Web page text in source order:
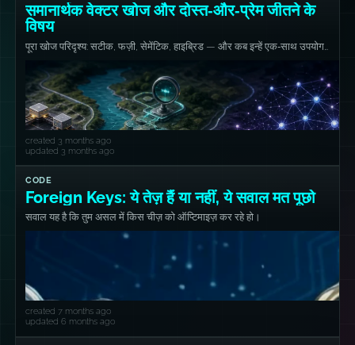
समानार्थक वेक्टर खोज और दोस्त‑और‑प्रेम जीतने के
विषय
पूरा खोज परिदृश्य: सटीक, फज़ी, सेमेंटिक, हाइब्रिड — और कब इन्हें एक‑साथ उपयोग
created 3 months ago
updated 3 months ago
CODE
Foreign Keys: ये तेज़ हैं या नहीं, ये सवाल मत पूछो
सवाल यह है कि तुम असल में किस चीज़ को ऑप्टिमाइज़ कर रहे हो।
created 7 months ago
updated 6 months ago